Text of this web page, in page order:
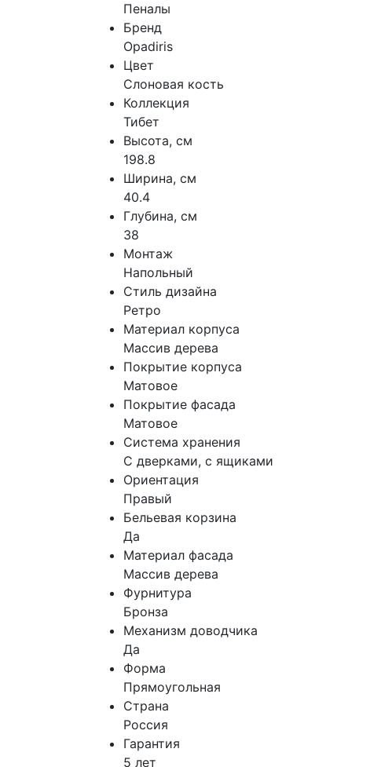
Пеналы
Бренд
Opadiris
Цвет
Слоновая кость
Коллекция
Тибет
Высота, см
198.8
Ширина, см
40.4
Глубина, см
38
Монтаж
Напольный
Стиль дизайна
Ретро
Материал корпуса
Массив дерева
Покрытие корпуса
Матовое
Покрытие фасада
Матовое
Система хранения
С дверками, с ящиками
Ориентация
Правый
Бельевая корзина
Да
Материал фасада
Массив дерева
Фурнитура
Бронза
Механизм доводчика
Да
Форма
Прямоугольная
Страна
Россия
Гарантия
5 лет